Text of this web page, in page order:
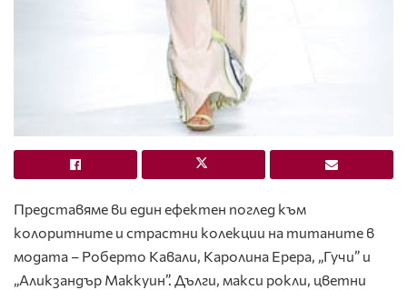
Представяме ви един ефектен поглед към
колоритните и страстни колекции на титаните в
модата – Роберто Кавали, Каролина Ерера, „Гучи” и
„Аликзандър Маккуин”. Дълги, макси рокли, цветни